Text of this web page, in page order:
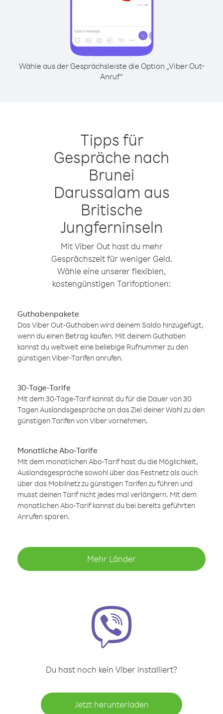
Wähle aus der Gesprächsleiste die Option „Viber Out-
Anruf“
Tipps für
Gespräche nach
Brunei
Darussalam aus
Britische
Jungferninseln
Mit Viber Out hast du mehr
Gesprächszeit für weniger Geld.
Wähle eine unserer flexiblen,
kostengünstigen Tarifoptionen:
Guthabenpakete
Das Viber Out-Guthaben wird deinem Saldo hinzugefügt,
wenn du einen Betrag kaufen. Mit deinem Guthaben
kannst du weltweit eine beliebige Rufnummer zu den
günstigen Viber-Tarifen anrufen.
30-Tage-Tarife
Mit dem 30-Tage-Tarif kannst du für die Dauer von 30
Tagen Auslandsgespräche an das Ziel deiner Wahl zu den
günstigen Tarifen von Viber vornehmen.
Monatliche Abo-Tarife
Mit dem monatlichen Abo-Tarif hast du die Möglichkeit,
Auslandsgespräche sowohl über das Festnetz als auch
über das Mobilnetz zu günstigen Tarifen zu führen und
musst deinen Tarif nicht jedes mal verlängern. Mit dem
monatlichen Abo-Tarif kannst du bei bereits geführten
Anrufen sparen.
Mehr Länder
Du hast noch kein Viber installiert?
Jetzt herunterladen